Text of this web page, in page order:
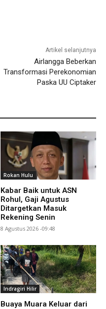
Artikel selanjutnya
Airlangga Beberkan
Transformasi Perekonomian
Paska UU Ciptaker
Rokan Hulu
Kabar Baik untuk ASN
Rohul, Gaji Agustus
Ditargetkan Masuk
Rekening Senin
8 Agustus 2026 -09:48
Indragiri Hilir
Buaya Muara Keluar dari